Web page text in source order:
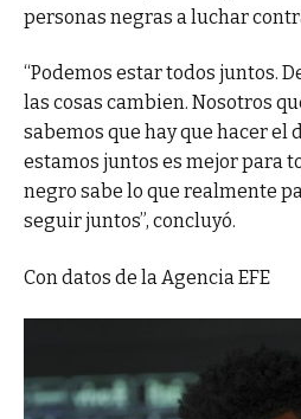
personas negras a luchar
“Podemos estar todos juntos.
las cosas cambien. Nosotros
sabemos que hay que hacer el
estamos juntos es mejor para
negro sabe lo que realmente
seguir juntos”, concluyó.
Con datos de la Agencia EFE